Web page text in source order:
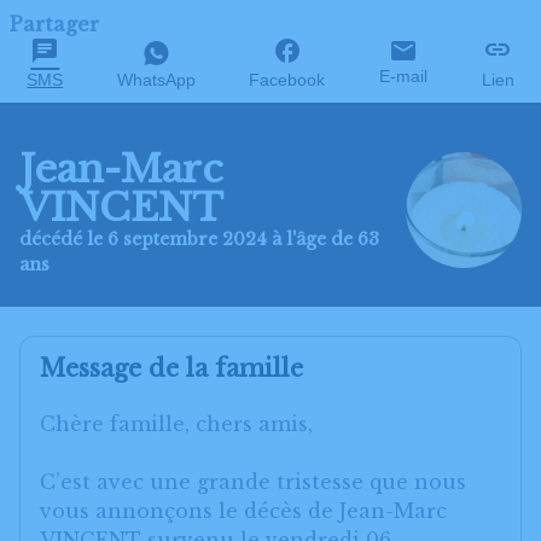
Partager
SMS WhatsApp Facebook E-mail Lien
Jean-Marc
VINCENT
décédé le 6 septembre 2024 à l'âge de 63
ans
Message de la famille
Chère famille, chers amis,
C’est avec une grande tristesse que nous
vous annonçons le décès de Jean-Marc